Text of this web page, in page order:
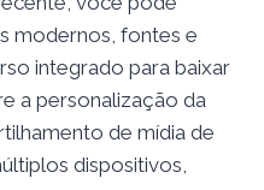
modernos, fontes e
integrado para baixar
a personalização da
de mídia de
dispositivos,